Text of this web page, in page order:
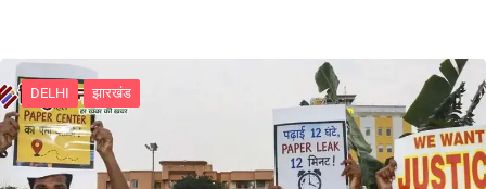
DELHI झारखंड